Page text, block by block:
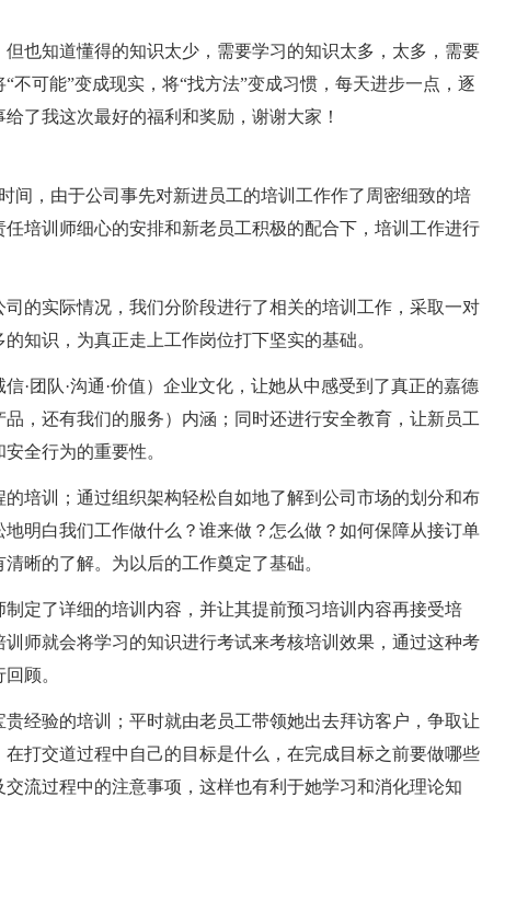
也知道懂得的知识太少，需要学习的知识太多，太多，需要
不可能”变成现实，将“找方法”变成习惯，每天进步一点，逐
了我这次最好的福利和奖励，谢谢大家！
间，由于公司事先对新进员工的培训工作作了周密细致的培
培训师细心的安排和新老员工积极的配合下，培训工作进行
的实际情况，我们分阶段进行了相关的培训工作，采取一对
知识，为真正走上工作岗位打下坚实的基础。
·团队·沟通·价值）企业文化，让她从中感受到了真正的嘉德
，还有我们的服务）内涵；同时还进行安全教育，让新员工
全行为的重要性。
培训；通过组织架构轻松自如地了解到公司市场的划分和布
明白我们工作做什么？谁来做？怎么做？如何保障从接订单
晰的了解。为以后的工作奠定了基础。
定了详细的培训内容，并让其提前预习培训内容再接受培
师就会将学习的知识进行考试来考核培训效果，通过这种考
顾。
经验的培训；平时就由老员工带领她出去拜访客户，争取让
打交道过程中自己的目标是什么，在完成目标之前要做哪些
流过程中的注意事项，这样也有利于她学习和消化理论知